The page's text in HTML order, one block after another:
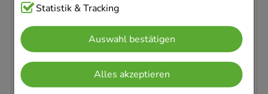
Cookies, die für die Grundfunktionen unserer
Website notwendig sind (z.B. Navigation,
Warenkorb, Kundenkonto), weshalb auf diese nicht
verzichtet werden kann.
Komfort:Diese Cookies werden genutzt um das
Statistik & Tracking
Auswahl bestätigen
Alles akzeptieren
4000
Tabletten
06320071
Dieses Produkt ist zur Zeit nicht verfügbar
AVP:72,45 €²